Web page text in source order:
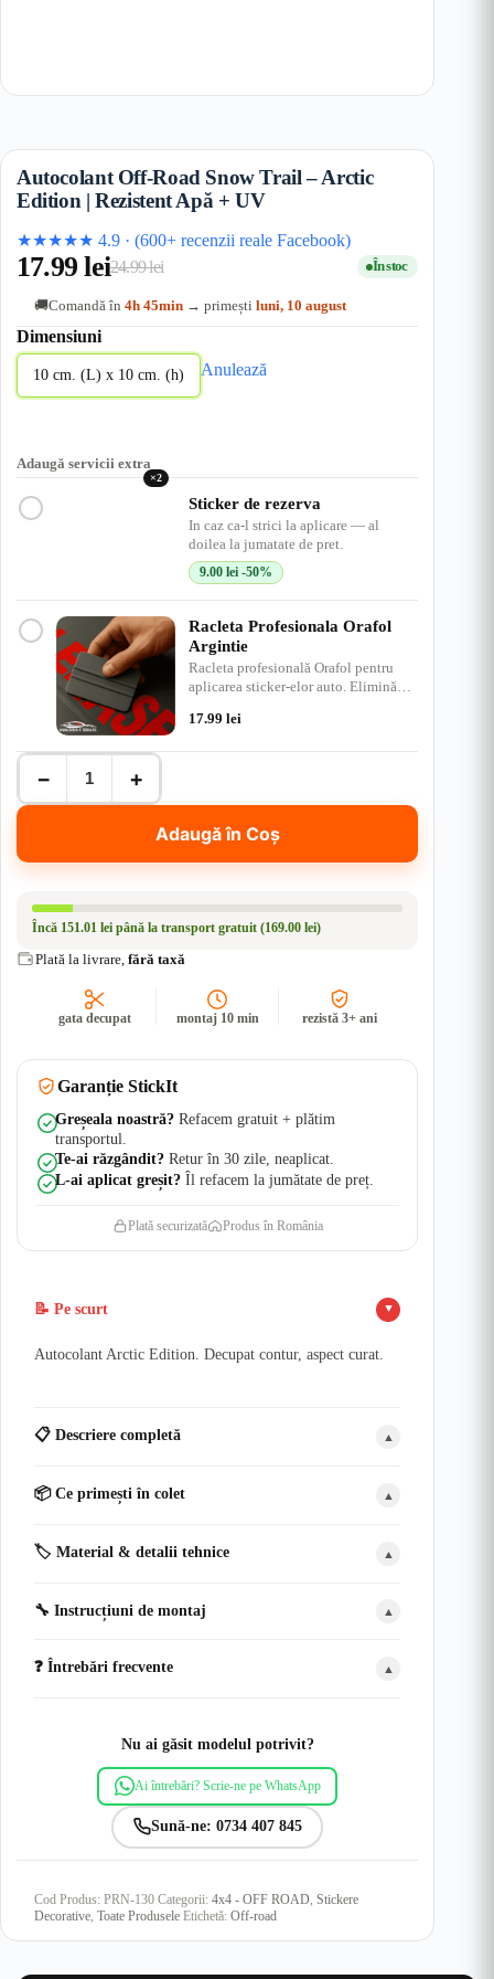
Autocolant Off-Road Snow Trail – Arctic
Edition | Rezistent Apă + UV
★★★★★ 4.9 · (600+ recenzii reale Facebook)
24.99lei
Prețul
inițial
a
fost:
17.99lei
Prețul
curent
este:
17.99 lei.
În stoc
🚚Comandă în 4h 45min → primești luni, 10 august
Dimensiuni
10 cm. (L) x 10 cm. (h) Anulează
Adaugă servicii extra
×2
Sticker de rezerva
In caz ca-l strici la aplicare — al
doilea la jumatate de pret.
9.00lei -50%
Racleta Profesionala Orafol
Argintie
Racleta profesională Orafol pentru
aplicarea sticker-elor auto. Elimină
17.99lei
Cantitate
Autocolant
Off-
Road
Trail
Edition
Rezistent
Apă
− +
Adaugă în Coș
Încă 151.01 lei până la transport gratuit (169.00 lei)
Plată la livrare, fără taxă
gata decupat montaj 10 min rezistă 3+ ani
Garanție StickIt
Greșeala noastră? Refacem gratuit + plătim
transportul.
Te-ai răzgândit? Retur în 30 zile, neaplicat.
L-ai aplicat greșit? Îl refacem la jumătate de preț.
Plată securizată Produs în România
📝 Pe scurt ▲
Autocolant Arctic Edition. Decupat contur, aspect curat.
📋 Descriere completă ▲
📦 Ce primești în colet ▲
🏷️ Material & detalii tehnice ▲
🔧 Instrucțiuni de montaj ▲
❓ Întrebări frecvente ▲
Nu ai găsit modelul potrivit?
Ai întrebări? Scrie-ne pe WhatsApp
Sună-ne: 0734 407 845
Cod Produs: PRN-130 Categorii: 4x4 - OFF ROAD, Stickere
Decorative, Toate Produsele Etichetă: Off-road